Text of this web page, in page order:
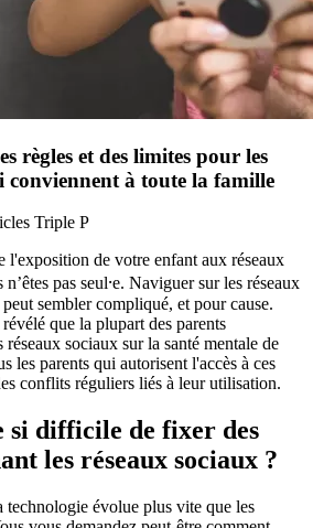
règles et des limites pour les
conviennent à toute la famille
Triple P
l'exposition de votre enfant aux réseaux
pas seul⸱e. Naviguer sur les réseaux
sembler compliqué, et pour cause.
que la plupart des parents
réseaux sociaux sur la santé mentale de
les parents qui autorisent l'accès à ces
conflits réguliers liés à leur utilisation.
si difficile de fixer des
les réseaux sociaux ?
technologie évolue plus vite que les